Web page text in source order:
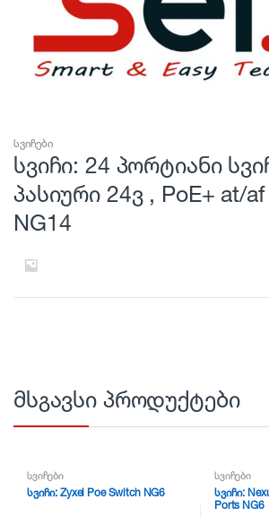
სვიჩები
სვიჩი: 24 პორტიანი
პასიური 24ვ , PoE+ at/
NG14
მსგავსი პროდუქტები
სვიჩები
სვიჩი: Zyxel Poe Switch NG6
სვიჩები
სვიჩი:
Ports NG6